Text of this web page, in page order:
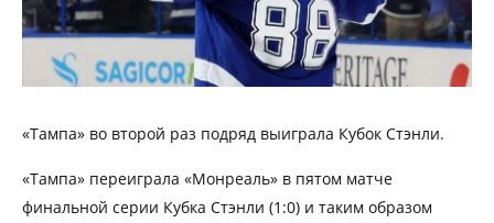
«Тампа» во второй раз подряд выиграла Кубок Стэнли.
«Тампа» переиграла «Монреаль» в пятом матче
финальной серии Кубка Стэнли (1:0) и таким образом